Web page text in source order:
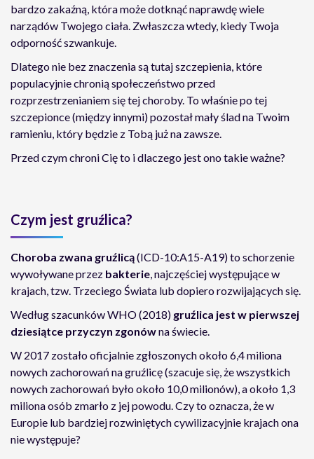
bardzo zakaźną, która może dotknąć naprawdę wiele
narządów Twojego ciała. Zwłaszcza wtedy, kiedy Twoja
odporność szwankuje.
Dlatego nie bez znaczenia są tutaj szczepienia, które
populacyjnie chronią społeczeństwo przed
rozprzestrzenianiem się tej choroby. To właśnie po tej
szczepionce (między innymi) pozostał mały ślad na Twoim
ramieniu, który będzie z Tobą już na zawsze.
Przed czym chroni Cię to i dlaczego jest ono takie ważne?
Czym jest gruźlica?
Choroba zwana gruźlicą(ICD-10:A15-A19) to schorzenie
wywoływane przez bakterie, najczęściej występujące w
krajach, tzw. Trzeciego Świata lub dopiero rozwijających się.
Według szacunków WHO (2018) gruźlica jest w pierwszej
dziesiątce przyczyn zgonówna świecie.
W 2017 zostało oficjalnie zgłoszonych około 6,4 miliona
nowych zachorowań na gruźlicę (szacuje się, że wszystkich
nowych zachorowań było około 10,0 milionów), a około 1,3
miliona osób zmarło z jej powodu. Czy to oznacza, że w
Europie lub bardziej rozwiniętych cywilizacyjnie krajach ona
nie występuje?